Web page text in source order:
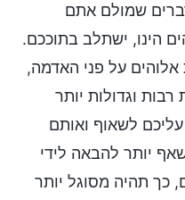
שמולם אתם
הינו, ישתלב בתוככם.
על פני האדמה,
וגדולות יותר
לשאוף ואותם
יותר להבאה לידי
כך תהיה מסוגל יותר